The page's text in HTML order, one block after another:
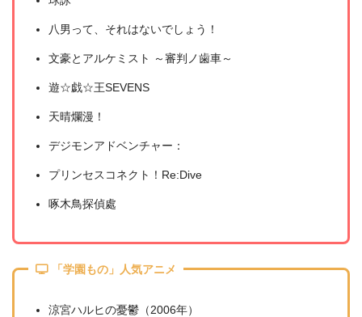
八男って、それはないでしょう！
文豪とアルケミスト ～審判ノ歯車～
遊☆戯☆王SEVENS
天晴爛漫！
デジモンアドベンチャー：
プリンセスコネクト！Re:Dive
啄木鳥探偵處
「学園もの」人気アニメ
涼宮ハルヒの憂鬱（2006年）